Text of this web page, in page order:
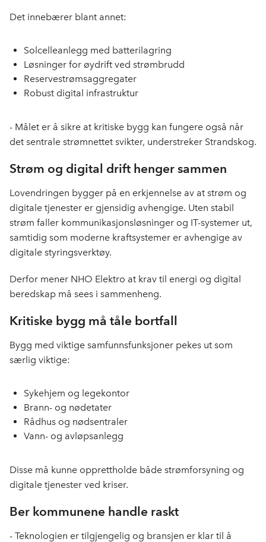
Det innebærer blant annet:
Solcelleanlegg med batterilagring
Løsninger for øydrift ved strømbrudd
Reservestrømsaggregater
Robust digital infrastruktur
- Målet er å sikre at kritiske bygg kan fungere også når
det sentrale strømnettet svikter, understreker Strandskog.
Strøm og digital drift henger sammen
Lovendringen bygger på en erkjennelse av at strøm og
digitale tjenester er gjensidig avhengige. Uten stabil
strøm faller kommunikasjonsløsninger og IT-systemer ut,
samtidig som moderne kraftsystemer er avhengige av
digitale styringsverktøy.
Derfor mener NHO Elektro at krav til energi og digital
beredskap må sees i sammenheng.
Kritiske bygg må tåle bortfall
Bygg med viktige samfunnsfunksjoner pekes ut som
særlig viktige:
Sykehjem og legekontor
Brann- og nødetater
Rådhus og nødsentraler
Vann- og avløpsanlegg
Disse må kunne opprettholde både strømforsyning og
digitale tjenester ved kriser.
Ber kommunene handle raskt
- Teknologien er tilgjengelig og bransjen er klar til å